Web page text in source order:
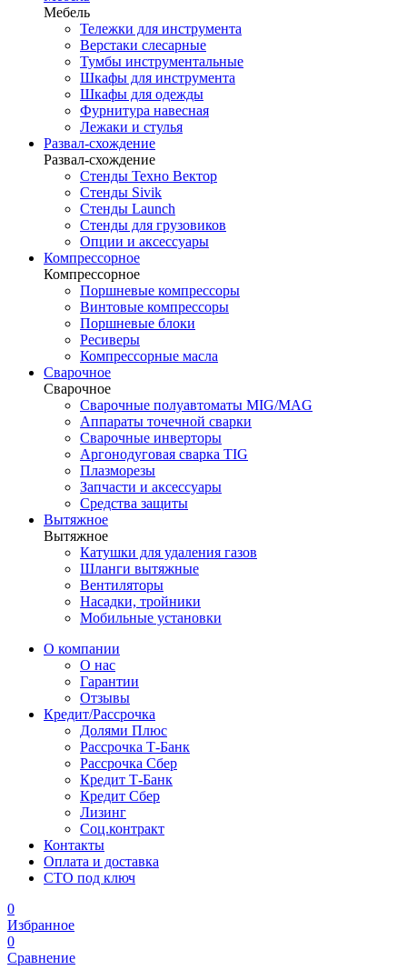
Мебель
Тележки для инструмента
Верстаки слесарные
Тумбы инструментальные
Шкафы для инструмента
Шкафы для одежды
Фурнитура навесная
Лежаки и стулья
Развал-схождение
Развал-схождение
Стенды Техно Вектор
Стенды Sivik
Стенды Launch
Стенды для грузовиков
Опции и аксессуары
Компрессорное
Компрессорное
Поршневые компрессоры
Винтовые компрессоры
Поршневые блоки
Ресиверы
Компрессорные масла
Сварочное
Сварочное
Сварочные полуавтоматы MIG/MAG
Аппараты точечной сварки
Сварочные инверторы
Аргонодуговая сварка TIG
Плазморезы
Запчасти и аксессуары
Средства защиты
Вытяжное
Вытяжное
Катушки для удаления газов
Шланги вытяжные
Вентиляторы
Насадки, тройники
Мобильные установки
О компании
О нас
Гарантии
Отзывы
Кредит/Рассрочка
Долями Плюс
Рассрочка Т-Банк
Рассрочка Сбер
Кредит Т-Банк
Кредит Сбер
Лизинг
Соц.контракт
Контакты
Оплата и доставка
СТО под ключ
0
Избранное
0
Сравнение